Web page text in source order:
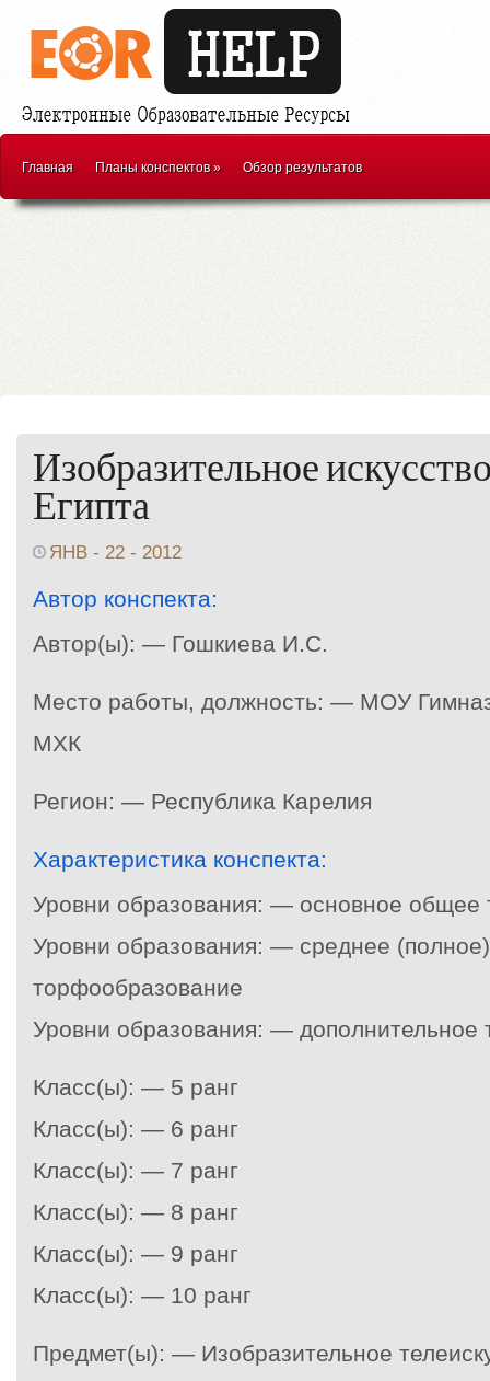
Главная Планы конспектов» Обзор результатов
Изобразительное
Египта
ЯНВ - 22 - 2012
Автор конспекта:
Автор(ы): — Гошкиева И.С.
Место работы, должность: — МОУ
МХК
Регион: — Республика Карелия
Характеристика конспекта:
Уровни образования: — основное общее
Уровни образования: — среднее
торфообразование
Уровни образования: — дополнительное
Класс(ы): — 5 ранг
Класс(ы): — 6 ранг
Класс(ы): — 7 ранг
Класс(ы): — 8 ранг
Класс(ы): — 9 ранг
Класс(ы): — 10 ранг
Предмет(ы): — Изобразительное